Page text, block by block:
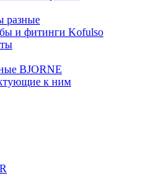
разные
и фитинги Kofulso
BJORNE
к ним